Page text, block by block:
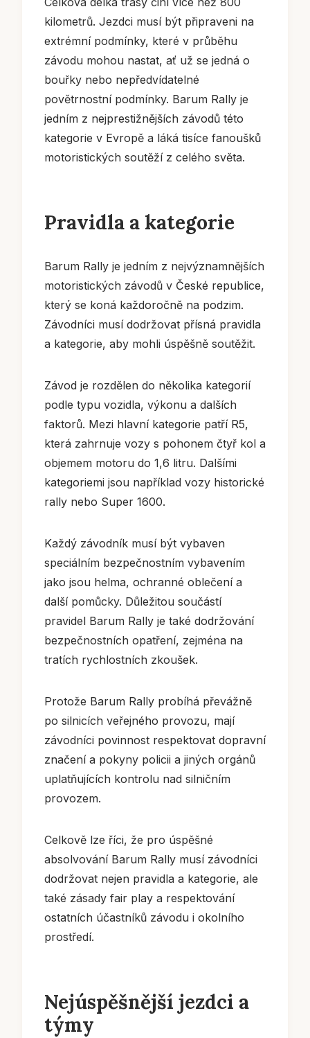
kilometrů. Jezdci musí být připraveni na
extrémní podmínky, které v průběhu
závodu mohou nastat, ať už se jedná o
bouřky nebo nepředvídatelné
povětrnostní podmínky. Barum Rally je
jedním z nejprestižnějších závodů této
kategorie v Evropě a láká tisíce fanoušků
motoristických soutěží z celého světa.
Pravidla a kategorie
Barum Rally je jedním z nejvýznamnějších
motoristických závodů v České republice,
který se koná každoročně na podzim.
Závodníci musí dodržovat přísná pravidla
a kategorie, aby mohli úspěšně soutěžit.
Závod je rozdělen do několika kategorií
podle typu vozidla, výkonu a dalších
faktorů. Mezi hlavní kategorie patří R5,
která zahrnuje vozy s pohonem čtyř kol a
objemem motoru do 1,6 litru. Dalšími
kategoriemi jsou například vozy historické
rally nebo Super 1600.
Každý závodník musí být vybaven
speciálním bezpečnostním vybavením
jako jsou helma, ochranné oblečení a
další pomůcky. Důležitou součástí
pravidel Barum Rally je také dodržování
bezpečnostních opatření, zejména na
tratích rychlostních zkoušek.
Protože Barum Rally probíhá převážně
po silnicích veřejného provozu, mají
závodníci povinnost respektovat dopravní
značení a pokyny policii a jiných orgánů
uplatňujících kontrolu nad silničním
provozem.
Celkově lze říci, že pro úspěšné
absolvování Barum Rally musí závodníci
dodržovat nejen pravidla a kategorie, ale
také zásady fair play a respektování
ostatních účastníků závodu i okolního
prostředí.
Nejúspěšnější jezdci a
týmy